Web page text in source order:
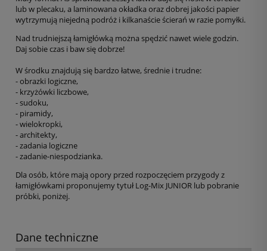
lub w plecaku, a laminowana okładka oraz dobrej jakości papier
wytrzymują niejedną podróż i kilkanaście ścierań w razie pomyłki.
Nad trudniejszą łamigłówką można spędzić nawet wiele godzin.
Daj sobie czas i baw się dobrze!
W środku znajdują się bardzo łatwe, średnie i trudne:
- obrazki logiczne,
- krzyżówki liczbowe,
- sudoku,
- piramidy,
- wielokropki,
- architekty,
- zadania logiczne
- zadanie-niespodzianka.
Dla osób, które mają opory przed rozpoczęciem przygody z
łamigłówkami proponujemy tytuł Log-Mix JUNIOR lub pobranie
próbki, poniżej.
Dane techniczne